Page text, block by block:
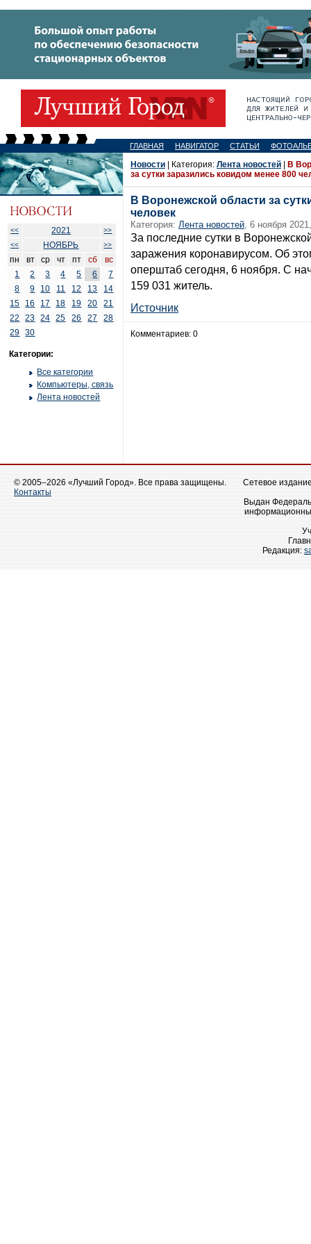
ГЛАВНАЯ НАВИГАТОР СТАТЬИ
<< 2021
>>
<<
НОЯБРЬ >>
пн вт ср чт пт сб
вс
1
2 3 4 5 6
7
8
9 10 11 12 13
14
15
16 17 18 19 20
21
22
23 24 25 26 27
28
29
30
Категории:
Все категории
Компьютеры, связь
Лента новостей
Новости | Категория: Лента новостей
В
за сутки заразились ковидом менее 800
В Воронежской области за
человек
Категория: Лента новостей, 6 ноября
За последние сутки в
заражения коронавирусом. Об
оперштаб сегодня, 6 ноября. С
159 031 житель.
Источник
Комментариев: 0
© 2005–2026 «Лучший Город». Все права защищены.
Контакты
Сетевое
Выдан
Редакция: